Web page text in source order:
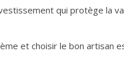
qui protège la
et choisir le bon artisan